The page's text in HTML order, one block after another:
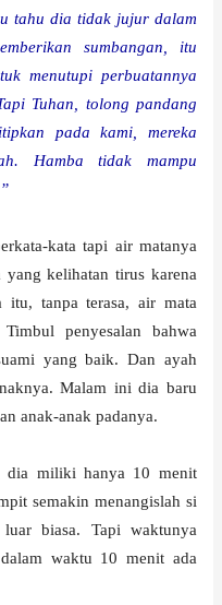
tahu dia tidak jujur dalam
sumbangan, itu
menutupi perbuatannya
Tuhan, tolong pandang
pada kami, mereka
Hamba tidak mampu
kata tapi air matanya
kelihatan tirus karena
itu, tanpa terasa, air mata
penyesalan bahwa
yang baik. Dan ayah
Malam ini dia baru
anak-anak padanya.
dia miliki hanya 10 menit
semakin menangislah si
biasa. Tapi waktunya
waktu 10 menit ada